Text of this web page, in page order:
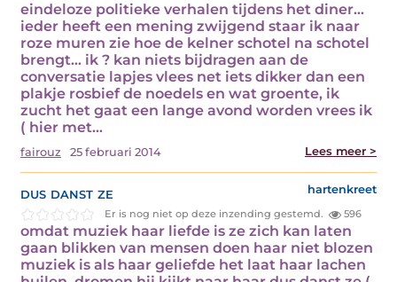
eindeloze politieke verhalen tijdens het diner…
ieder heeft een mening zwijgend staar ik naar
roze muren zie hoe de kelner schotel na schotel
brengt… ik ? kan niets bijdragen aan de
conversatie lapjes vlees net iets dikker dan een
plakje rosbief de noedels en wat groente, ik
zucht het gaat een lange avond worden vrees ik
( hier met…
fairouz 25 februari 2014 Lees meer >
dus danst ze hartenkreet
Er is nog niet op deze inzending gestemd. 596
omdat muziek haar liefde is ze zich kan laten
gaan blikken van mensen doen haar niet blozen
muziek is als haar geliefde het laat haar lachen